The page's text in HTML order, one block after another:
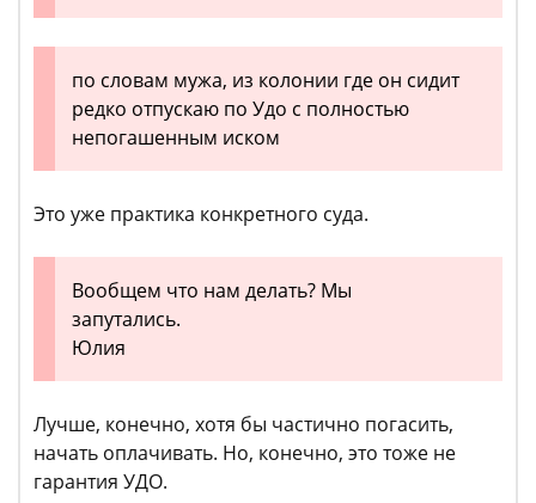
по словам мужа, из колонии где он сидит
редко отпускаю по Удо с полностью
непогашенным иском
Это уже практика конкретного суда.
Вообщем что нам делать? Мы
запутались.
Юлия
Лучше, конечно, хотя бы частично погасить,
начать оплачивать. Но, конечно, это тоже не
гарантия УДО.